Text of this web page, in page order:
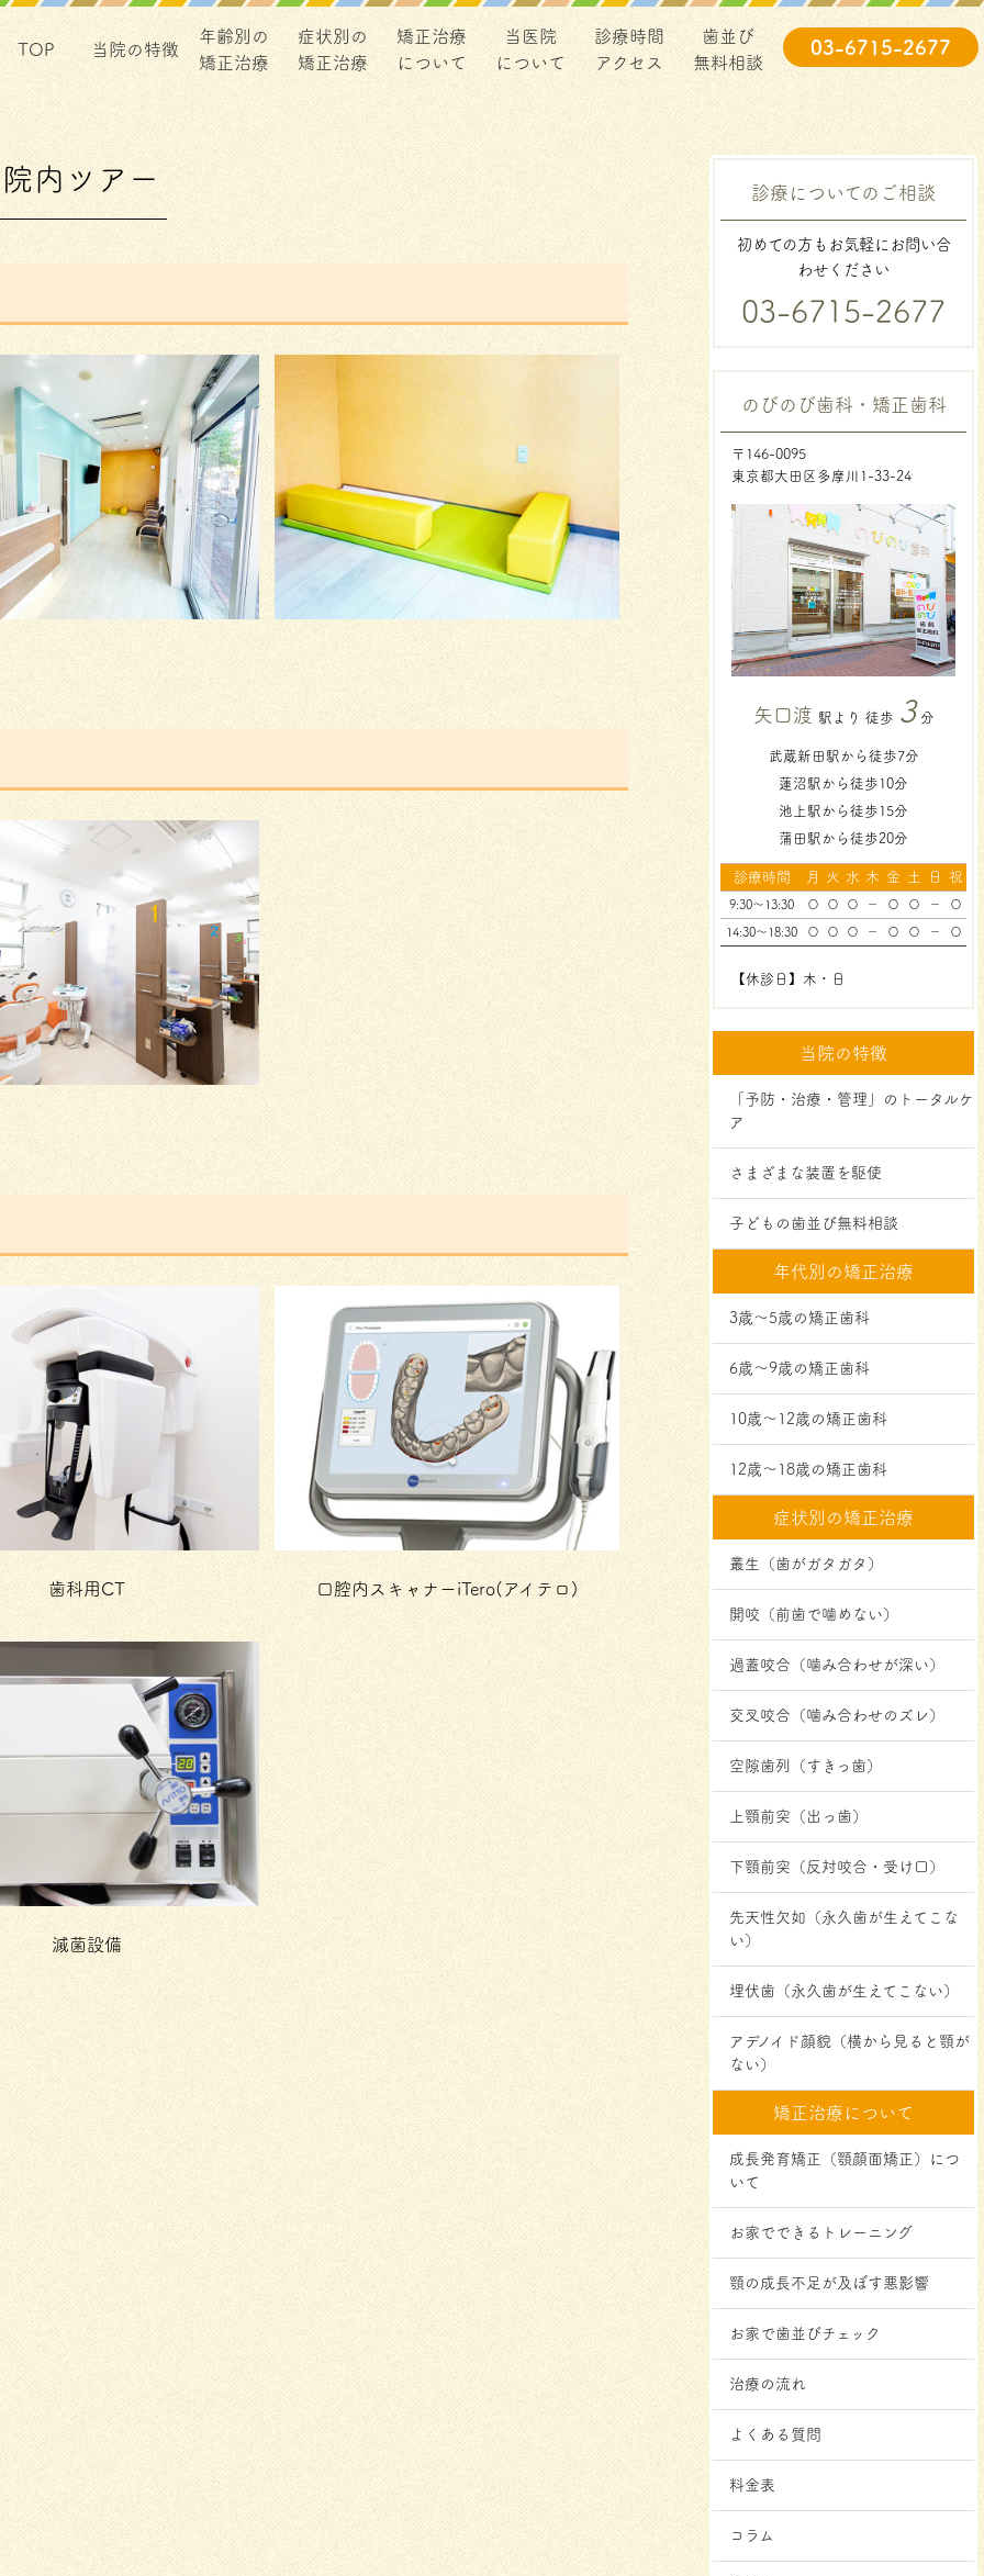
TOP 当院の特徴
年齢別の
矯正治療
症状別の
矯正治療
矯正治療
について
当医院
について
診療時間
アクセス
歯並び
無料相談
03-6715-2677
院内ツアー
歯科用CT 口腔内スキャナーiTero(アイテロ)
滅菌設備
診療についてのご相談
初めての方もお気軽にお問い合
わせください
03-6715-2677
のびのび歯科・矯正歯科
〒146-0095
東京都大田区多摩川1-33-24
矢口渡 駅より 徒歩 3分
武蔵新田駅から徒歩7分
蓮沼駅から徒歩10分
池上駅から徒歩15分
蒲田駅から徒歩20分
診療時間 月 火 水 木 金 土 日 祝
9:30～13:30 〇 〇 〇 － 〇 〇 － 〇
14:30～18:30 〇 〇 〇 － 〇 〇 － 〇
【休診日】木・日
当院の特徴
「予防・治療・管理」のトータルケ
ア
さまざまな装置を駆使
子どもの歯並び無料相談
年代別の矯正治療
3歳～5歳の矯正歯科
6歳～9歳の矯正歯科
10歳～12歳の矯正歯科
12歳～18歳の矯正歯科
症状別の矯正治療
叢生（歯がガタガタ）
開咬（前歯で噛めない）
過蓋咬合（噛み合わせが深い）
交叉咬合（噛み合わせのズレ）
空隙歯列（すきっ歯）
上顎前突（出っ歯）
下顎前突（反対咬合・受け口）
先天性欠如（永久歯が生えてこな
い）
埋伏歯（永久歯が生えてこない）
アデノイド顔貌（横から見ると顎が
ない）
矯正治療について
成長発育矯正（顎顔面矯正）につ
いて
お家でできるトレーニング
顎の成⻑不⾜が及ぼす悪影響
お家で歯並びチェック
治療の流れ
よくある質問
料金表
コラム